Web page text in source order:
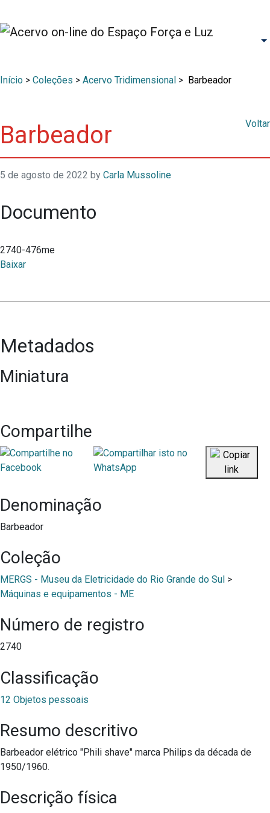
Início > Coleções > Acervo Tridimensional > Barbeador
Barbeador Voltar
5 de agosto de 2022 by Carla Mussoline
Documento
2740-476me
Baixar
Metadados
Miniatura
Compartilhe
Denominação
Barbeador
Coleção
MERGS - Museu da Eletricidade do Rio Grande do Sul >
Máquinas e equipamentos - ME
Número de registro
2740
Classificação
12 Objetos pessoais
Resumo descritivo
Barbeador elétrico "Phili shave" marca Philips da década de
1950/1960.
Descrição física